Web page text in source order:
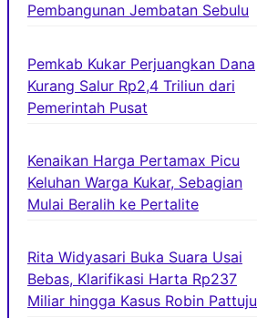
Pembangunan Jembatan Sebulu
Pemkab Kukar Perjuangkan Dana
Kurang Salur Rp2,4 Triliun dari
Pemerintah Pusat
Kenaikan Harga Pertamax Picu
Keluhan Warga Kukar, Sebagian
Mulai Beralih ke Pertalite
Rita Widyasari Buka Suara Usai
Bebas, Klarifikasi Harta Rp237
Miliar hingga Kasus Robin Pattuju